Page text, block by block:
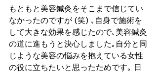
もともと美容鍼灸をそこまで信じてい
なかったのですが (笑) ､自身で施術を
して大きな効果を感じたので､美容鍼灸
の道に進もうと決心しました｡自分と同
じような美容の悩みを抱えている女性
の役に立ちたいと思ったためです｡ 日